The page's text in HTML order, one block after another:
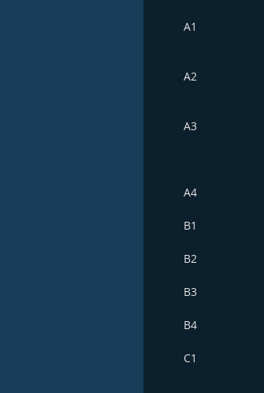
A1
A2
A3
A4
B1
B2
B3
B4
C1